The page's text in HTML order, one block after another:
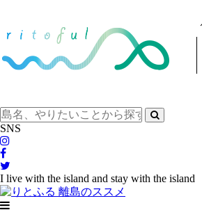
SNS
I live with the island and stay with the island